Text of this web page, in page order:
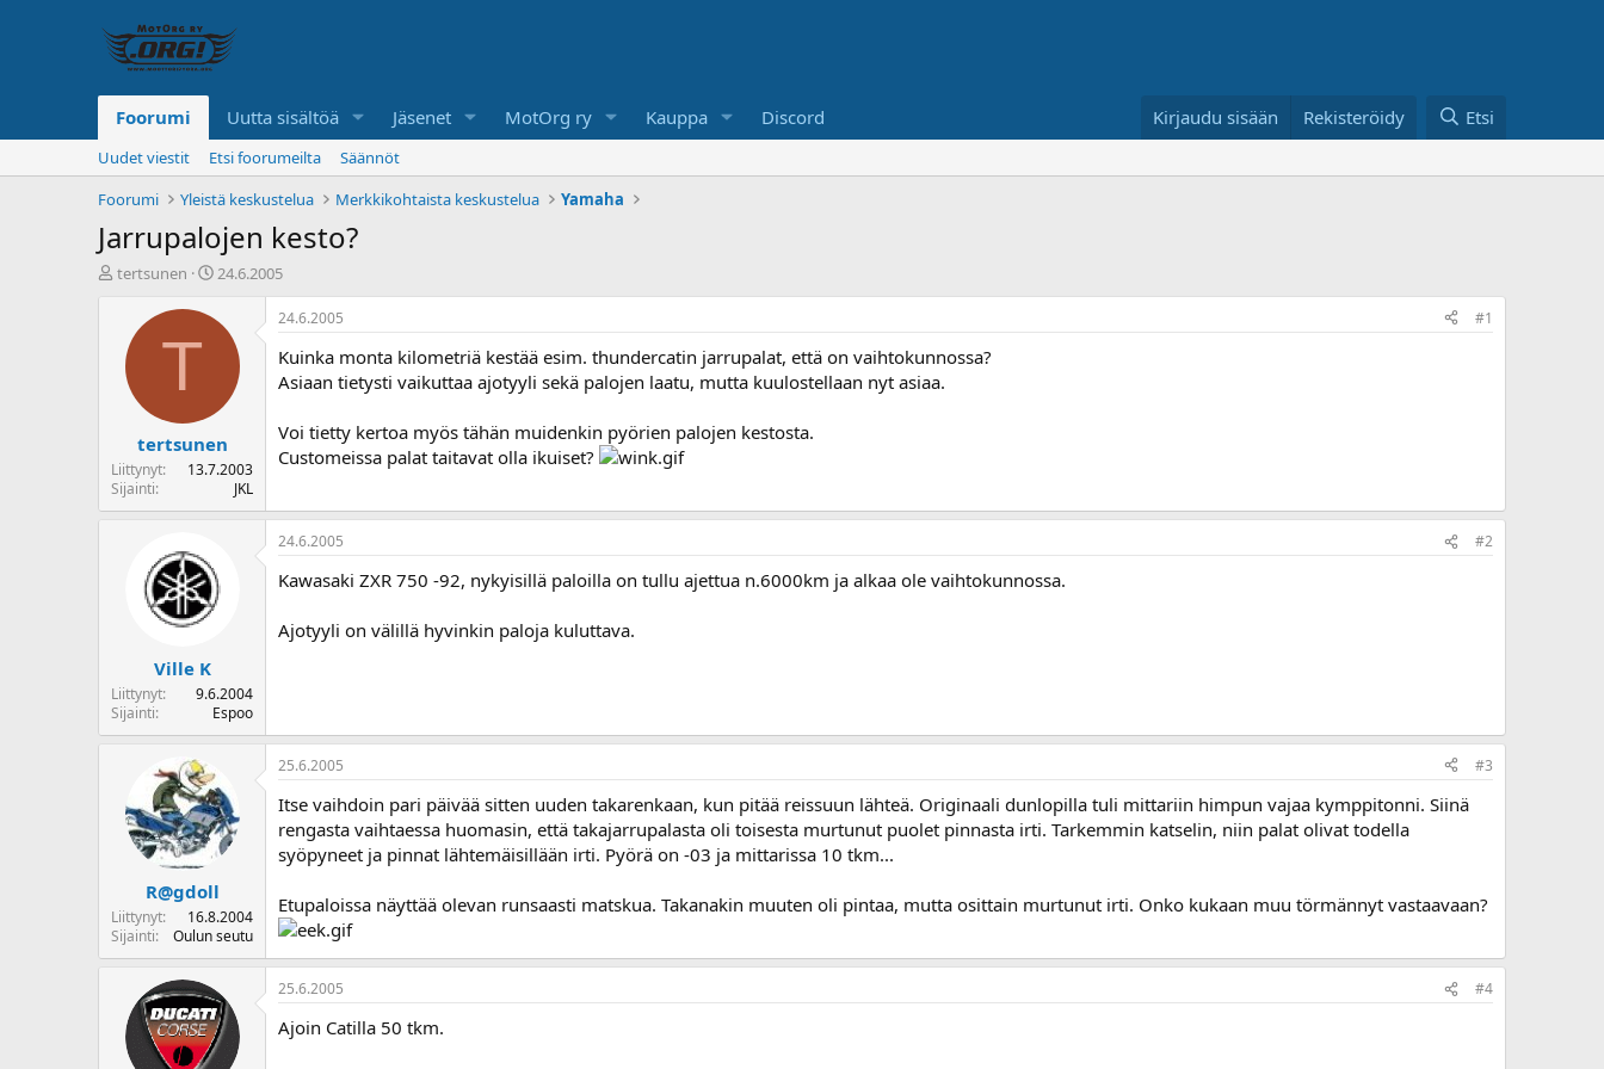
Foorumi Uutta sisältöä Jäsenet MotOrg ry Kauppa Discord Kirjaudu sisään Rekisteröidy Etsi
Uudet viestit Etsi foorumeilta
Säännöt
Foorumi
Yleistä keskustelua Merkkikohtaista keskustelua Yamaha
Jarrupalojen kesto?
K
u
n
a
tertsunen
A
ä
ä
24.6.2005
T
tertsunen
Liittynyt
13.7.2003
Sijainti
JKL
24.6.2005 #1
Kuinka monta kilometriä kestää esim. thundercatin jarrupalat, että on vaihtokunnossa?
Asiaan tietysti vaikuttaa ajotyyli sekä palojen laatu, mutta kuulostellaan nyt asiaa.
Voi tietty kertoa myös tähän muidenkin pyörien palojen kestosta.
Customeissa palat taitavat olla ikuiset?
Ville K
Liittynyt
9.6.2004
Sijainti
Espoo
24.6.2005 #2
Kawasaki ZXR 750 -92, nykyisillä paloilla on tullu ajettua n.6000km ja alkaa ole vaihtokunnossa.
Ajotyyli on välillä hyvinkin paloja kuluttava.
R@gdoll
Liittynyt
16.8.2004
Sijainti
Oulun seutu
25.6.2005 #3
Itse vaihdoin pari päivää sitten uuden takarenkaan, kun pitää reissuun lähteä. Originaali dunlopilla tuli mittariin himpun vajaa kymppitonni. Siinä
rengasta vaihtaessa huomasin, että takajarrupalasta oli toisesta murtunut puolet pinnasta irti. Tarkemmin katselin, niin palat olivat todella
syöpyneet ja pinnat lähtemäisillään irti. Pyörä on -03 ja mittarissa 10 tkm...
Etupaloissa näyttää olevan runsaasti matskua. Takanakin muuten oli pintaa, mutta osittain murtunut irti. Onko kukaan muu törmännyt vastaavaan?
25.6.2005 #4
Ajoin Catilla 50 tkm.